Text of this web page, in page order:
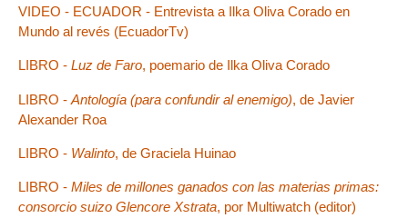
VIDEO - ECUADOR - Entrevista a Ilka Oliva Corado en
Mundo al revés (EcuadorTv)
LIBRO - Luz de Faro, poemario de Ilka Oliva Corado
LIBRO - Antología (para confundir al enemigo), de Javier
Alexander Roa
LIBRO - Walinto, de Graciela Huinao
LIBRO - Miles de millones ganados con las materias primas:
consorcio suizo Glencore Xstrata, por Multiwatch (editor)